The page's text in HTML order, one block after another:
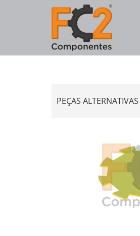
PEÇAS ALTERNATIVAS